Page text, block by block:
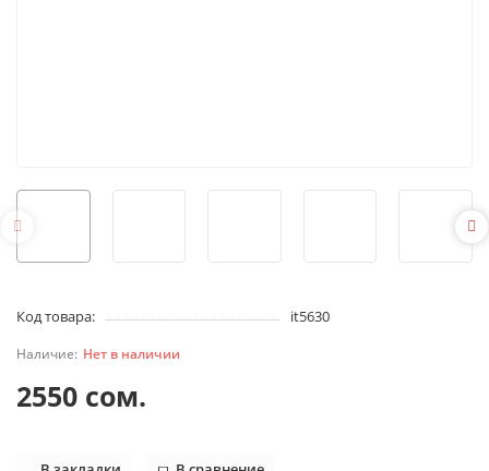
Код товара: it5630
Нет в наличии
2550 сом.